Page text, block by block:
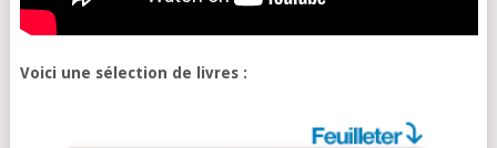
Voici une sélection de livres :